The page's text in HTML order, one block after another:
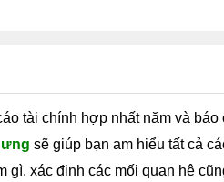
tài chính hợp nhất năm và
sẽ giúp bạn am hiểu tất cả
gì, xác định các mối quan hệ